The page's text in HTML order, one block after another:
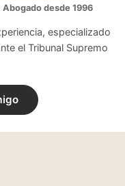
Abogado desde 1996
especializado
el Tribunal Supremo